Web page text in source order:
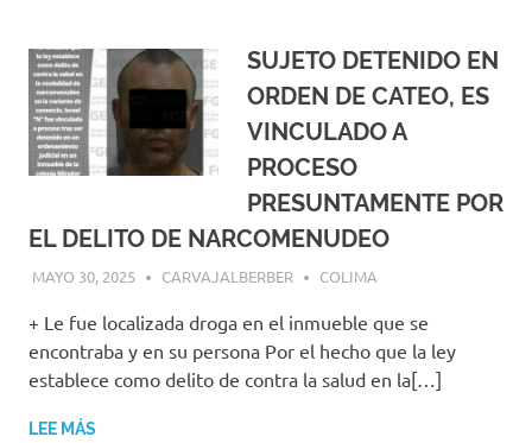
SUJETO DETENIDO EN
ORDEN DE CATEO, ES
VINCULADO A
PROCESO
PRESUNTAMENTE POR
EL DELITO DE NARCOMENUDEO
MAYO 30, 2025 CARVAJALBERBER COLIMA
+ Le fue localizada droga en el inmueble que se
encontraba y en su persona Por el hecho que la ley
establece como delito de contra la salud en la[…]
LEE MÁS